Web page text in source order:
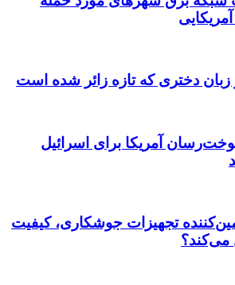
محاسبه هزینه، درآمد و سود با